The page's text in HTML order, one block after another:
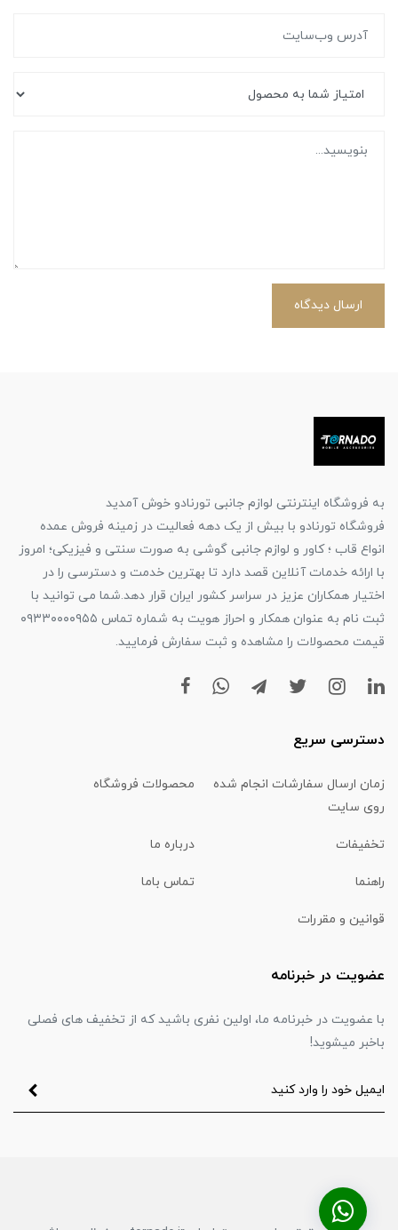
ارسال دیدگاه
به فروشگاه اینترنتی لوازم جانبی تورنادو خوش آمدید
فروشگاه تورنادو با بیش از یک دهه فعالیت در زمینه فروش عمده
انواع قاب ؛ کاور و لوازم جانبی گوشی به صورت سنتی و فیزیکی؛ امروز
با ارائه خدمات آنلاین قصد دارد تا بهترین خدمت و دسترسی را در
اختیار همکاران عزیز در سراسر کشور ایران قرار دهد.شما می توانید با
ثبت نام به عنوان همکار و احراز هویت به شماره تماس ۰۹۳۳۰۰۰۰۹۵۵
قیمت محصولات را مشاهده و ثبت سفارش فرمایید.
دسترسی سریع
زمان ارسال سفارشات انجام شده
روی سایت
محصولات فروشگاه
تخفیفات درباره ما
راهنما تماس باما
قوانین و مقررات
عضویت در خبرنامه
با عضویت در خبرنامه ما، اولین نفری باشید که از تخفیف های فصلی
باخبر میشوید!